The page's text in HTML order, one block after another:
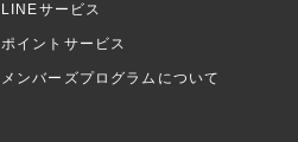
LINEサービス
ポイントサービス
メンバーズプログラムについて